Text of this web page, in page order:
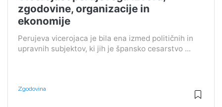
zgodovine, organizacije in
ekonomije
Perujeva vicerojaca je bila ena izmed političnih in
upravnih subjektov, ki jih je špansko cesarstvo ...
Zgodovina